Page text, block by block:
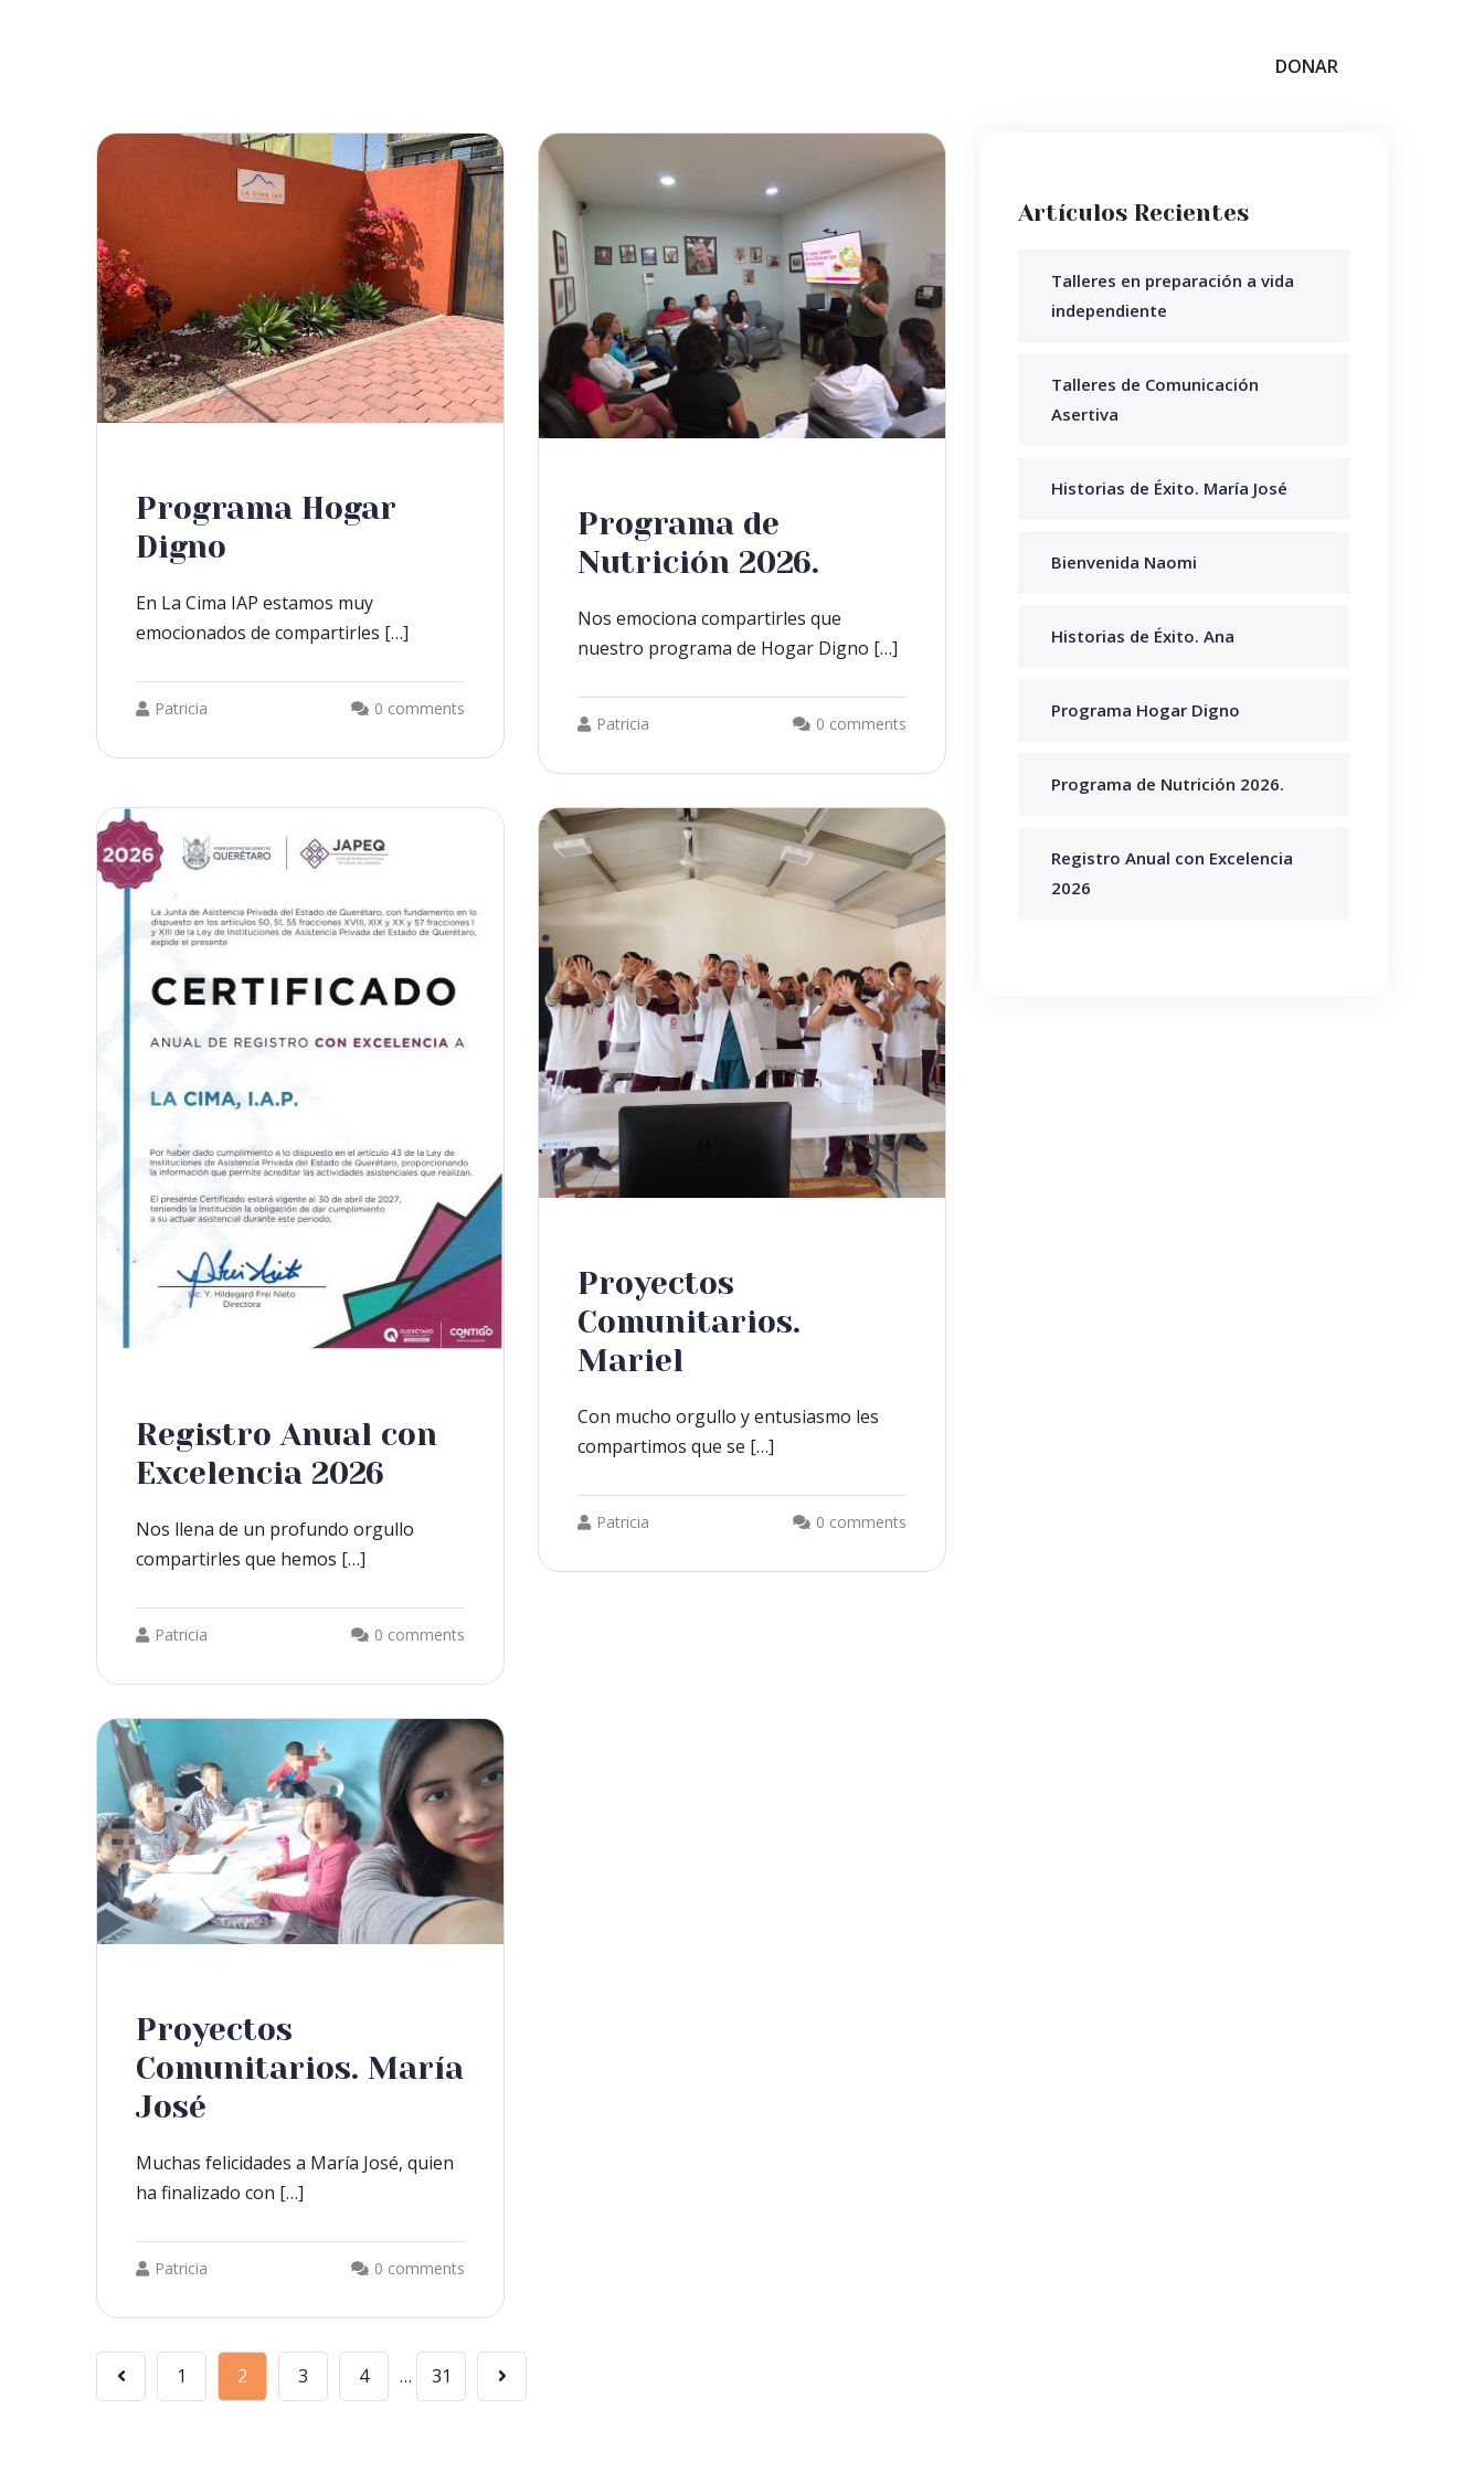
DONAR
Programa Hogar
Digno
En La Cima IAP estamos muy
emocionados de compartirles […]
Patricia 0 comments
Programa de
Nutrición 2026.
Nos emociona compartirles que
nuestro programa de Hogar Digno […]
Patricia 0 comments
Registro Anual con
Excelencia 2026
Nos llena de un profundo orgullo
compartirles que hemos […]
Patricia 0 comments
Proyectos
Comunitarios.
Mariel
Con mucho orgullo y entusiasmo les
compartimos que se […]
Patricia 0 comments
Proyectos
Comunitarios. María
José
Muchas felicidades a María José, quien
ha finalizado con […]
Patricia 0 comments
1 2 3 4 … 31
Artículos Recientes
Talleres en preparación a vida
independiente
Talleres de Comunicación
Asertiva
Historias de Éxito. María José
Bienvenida Naomi
Historias de Éxito. Ana
Programa Hogar Digno
Programa de Nutrición 2026.
Registro Anual con Excelencia
2026